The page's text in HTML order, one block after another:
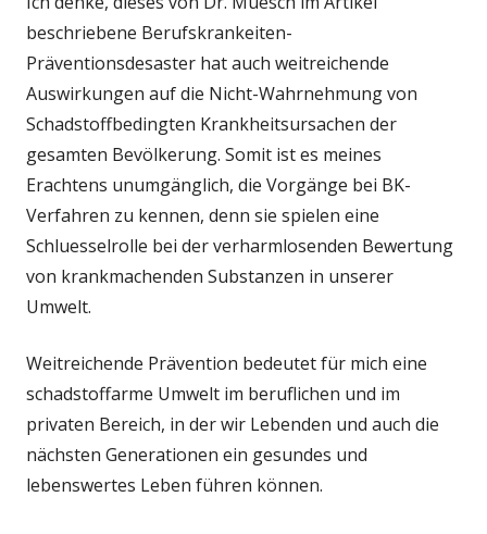
beschriebene Berufskrankeiten-
Präventionsdesaster hat auch weitreichende
Auswirkungen auf die Nicht-Wahrnehmung von
Schadstoffbedingten Krankheitsursachen der
gesamten Bevölkerung. Somit ist es meines
Erachtens unumgänglich, die Vorgänge bei BK-
Verfahren zu kennen, denn sie spielen eine
Schluesselrolle bei der verharmlosenden Bewertung
von krankmachenden Substanzen in unserer
Umwelt.
Weitreichende Prävention bedeutet für mich eine
schadstoffarme Umwelt im beruflichen und im
privaten Bereich, in der wir Lebenden und auch die
nächsten Generationen ein gesundes und
lebenswertes Leben führen können.